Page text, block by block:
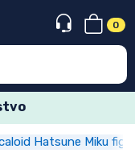
0
Hatsune Miku
Registracija